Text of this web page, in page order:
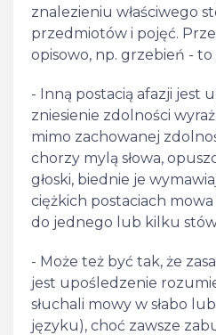
znalezieniu właściwego
przedmiotów i pojęć.
opisowo, np. grzebień - to
- Inną postacią afazji jest
zniesienie zdolności
mimo zachowanej
chorzy mylą słowa,
głoski, biednie je
ciężkich postaciach
do jednego lub kilku
- Może też być tak, że
jest upośledzenie
słuchali mowy w słabo
języku), choć zawsze